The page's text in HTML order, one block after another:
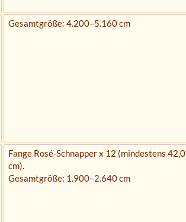
Gesamtgröße: 4.200–5.160 cm
Fange Rosé-Schnapper x 12 (mindestens 42,0
cm).
Gesamtgröße: 1.900–2.640 cm